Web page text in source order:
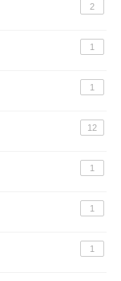
2
1
1
12
1
1
1